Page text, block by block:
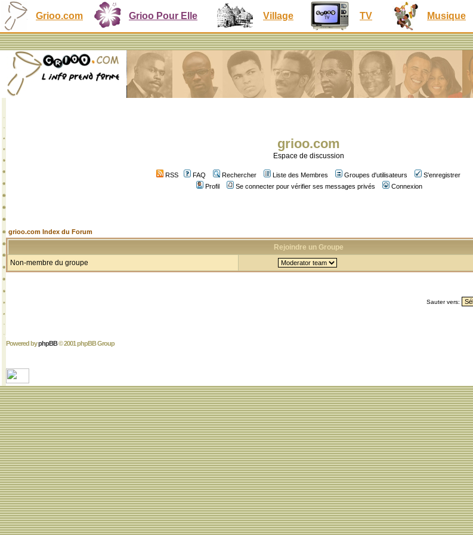
Grioo.com Grioo Pour Elle Village TV Musique
grioo.com
Espace de discussion
RSS FAQ Rechercher Liste des Membres Groupes d'utilisateurs
S'enregistrer
Profil
Se connecter pour vérifier ses messages privés Connexion
grioo.com Index du Forum
Rejoindre un Groupe
Non-membre du groupe
Sauter vers:
Powered byphpBB© 2001 phpBB Group